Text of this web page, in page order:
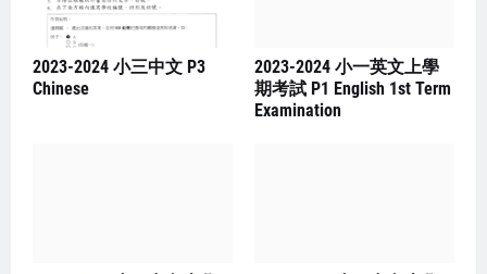
2023-2024 小三中文 P3
Chinese
2023-2024 小一英文上學
期考試 P1 English 1st Term
Examination